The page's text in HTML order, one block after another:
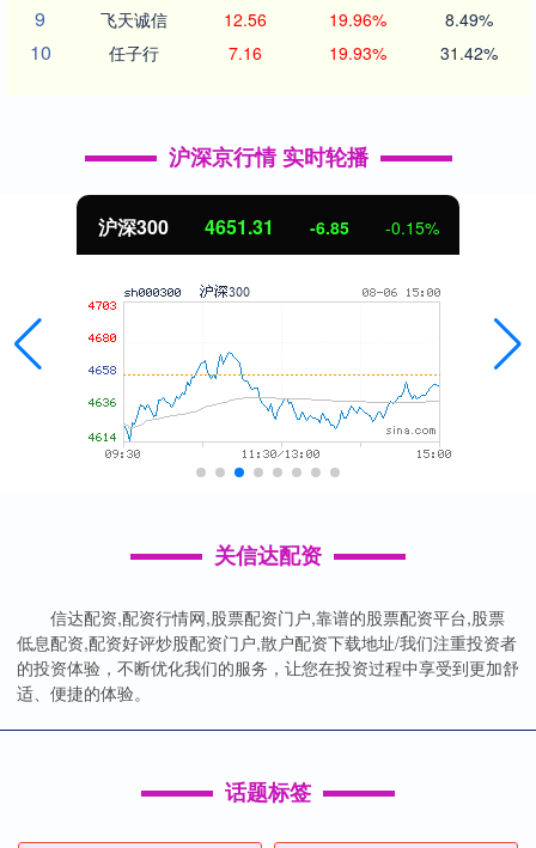
9 飞天诚信 12.56 19.96% 8.49%
10 任子行 7.16 19.93% 31.42%
沪深京行情 实时轮播
沪深300 4651.31 -6.85 -0.15%
关信达配资
信达配资,配资行情网,股票配资门户,靠谱的股票配资平台,股票
低息配资,配资好评炒股配资门户,散户配资下载地址/我们注重投资者
的投资体验，不断优化我们的服务，让您在投资过程中享受到更加舒
适、便捷的体验。
话题标签